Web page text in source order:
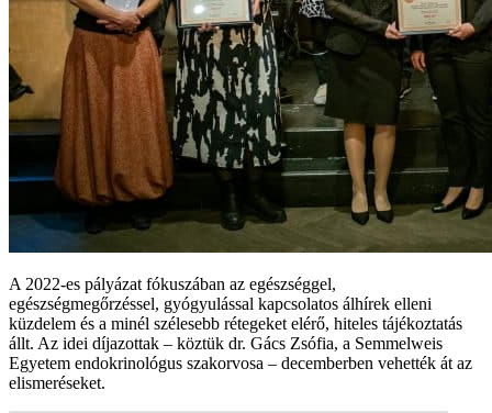
A 2022-es pályázat fókuszában az egészséggel,
egészségmegőrzéssel, gyógyulással kapcsolatos álhírek elleni
küzdelem és a minél szélesebb rétegeket elérő, hiteles tájékoztatás
állt. Az idei díjazottak – köztük dr. Gács Zsófia, a Semmelweis
Egyetem endokrinológus szakorvosa – decemberben vehették át az
elismeréseket.